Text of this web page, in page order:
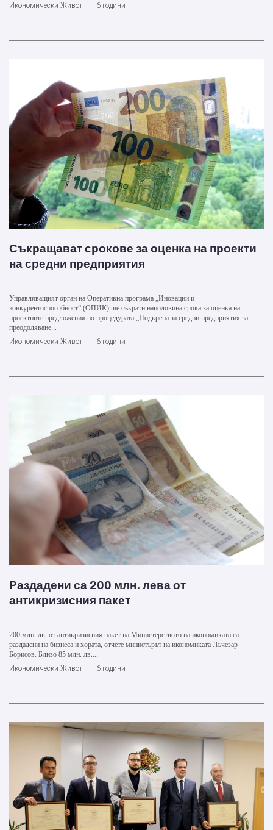
Икономически Живот
6 години
Съкращават срокове за оценка на проекти
на средни предприятия
Управляващият орган на Оперативна програма „Иновации и
конкурентоспособност“ (ОПИК) ще съкрати наполовина срока за оценка на
проектните предложения по процедурата „Подкрепа за средни предприятия за
преодоляване...
Икономически Живот
6 години
Раздадени са 200 млн. лева от
антикризисния пакет
200 млн. лв. от антикризисния пакет на Министерството на икономиката са
раздадени на бизнеса и хората, отчете министърът на икономиката Лъчезар
Борисов. Близо 85 млн. лв....
Икономически Живот
6 години